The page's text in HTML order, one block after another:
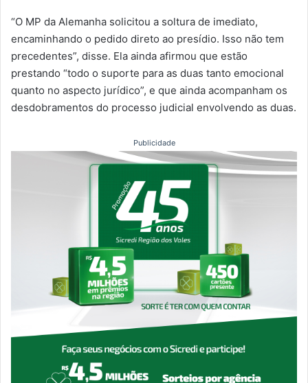
“O MP da Alemanha solicitou a soltura de imediato,
encaminhando o pedido direto ao presídio. Isso não tem
precedentes”, disse. Ela ainda afirmou que estão
prestando “todo o suporte para as duas tanto emocional
quanto no aspecto jurídico”, e que ainda acompanham os
desdobramentos do processo judicial envolvendo as duas.
Publicidade